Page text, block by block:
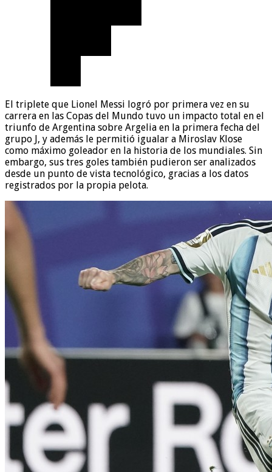
El triplete que Lionel Messi logró por primera vez en su
carrera en las Copas del Mundo tuvo un impacto total en el
triunfo de Argentina sobre Argelia en la primera fecha del
grupo J, y además le permitió igualar a Miroslav Klose
como máximo goleador en la historia de los mundiales. Sin
embargo, sus tres goles también pudieron ser analizados
desde un punto de vista tecnológico, gracias a los datos
registrados por la propia pelota.